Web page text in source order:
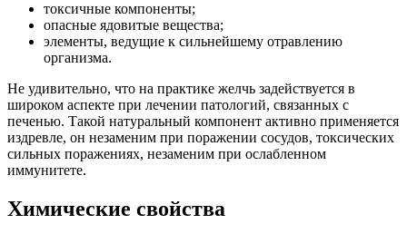
токсичные компоненты;
опасные ядовитые вещества;
элементы, ведущие к сильнейшему отравлению
организма.
Не удивительно, что на практике желчь задействуется в
широком аспекте при лечении патологий, связанных с
печенью. Такой натуральный компонент активно применяется
издревле, он незаменим при поражении сосудов, токсических
сильных поражениях, незаменим при ослабленном
иммунитете.
Химические свойства